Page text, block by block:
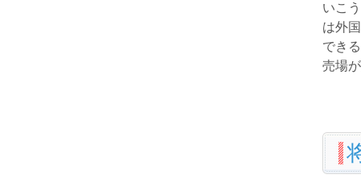
いこ
は外
でき
売場